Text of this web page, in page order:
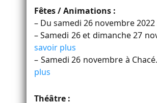
Fêtes / Animations :
– Du samedi 26 novembre
– Samedi 26 et dimanche 27
savoir plus
– Samedi 26 novembre à
plus
Théâtre :